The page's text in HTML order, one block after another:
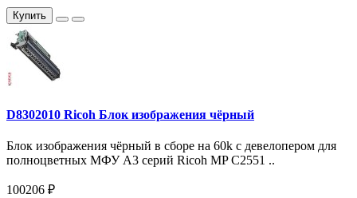
Купить
D8302010 Ricoh Блок изображения чёрный
Блок изображения чёрный в сборе на 60k c девелопером для
полноцветных МФУ A3 серий Ricoh MP C2551 ..
100206 ₽